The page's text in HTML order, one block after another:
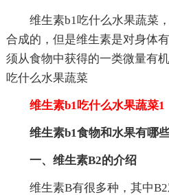
维生素b1吃什么水果蔬菜
合成的，但是维生素是对身体
须从食物中获得的一类微量有
吃什么水果蔬菜
维生素b1吃什么水果蔬菜1
维生素b1食物和水果有哪
一、维生素B2的介绍
维生素B有很多种，其中